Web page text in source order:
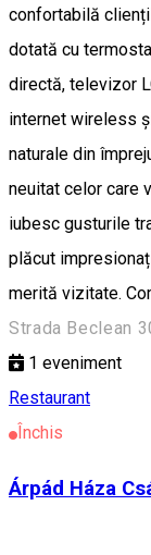
confortabilă
dotată cu
directă, televizor
internet wireless
naturale din
neuitat celor care
iubesc gusturile
plăcut
merită vizitate.
1 eveniment
Restaurant
Închis
Árpád Háza